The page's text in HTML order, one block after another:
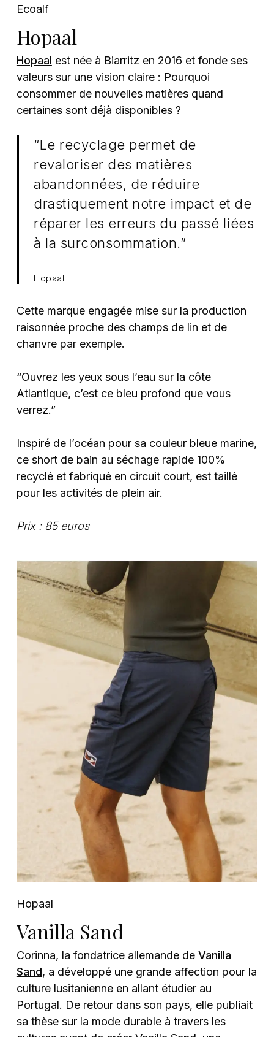
Ecoalf
Hopaal
Hopaal est née à Biarritz en 2016 et fonde ses
valeurs sur une vision claire : Pourquoi
consommer de nouvelles matières quand
certaines sont déjà disponibles ?
“Le recyclage permet de
revaloriser des matières
abandonnées, de réduire
drastiquement notre impact et de
réparer les erreurs du passé liées
à la surconsommation.”
Hopaal
Cette marque engagée mise sur la production
raisonnée proche des champs de lin et de
chanvre par exemple.
“Ouvrez les yeux sous l’eau sur la côte
Atlantique, c’est ce bleu profond que vous
verrez.”
Inspiré de l’océan pour sa couleur bleue marine,
ce short de bain au séchage rapide 100%
recyclé et fabriqué en circuit court, est taillé
pour les activités de plein air.
Prix : 85 euros
Hopaal
Vanilla Sand
Corinna, la fondatrice allemande de Vanilla
Sand, a développé une grande affection pour la
culture lusitanienne en allant étudier au
Portugal. De retour dans son pays, elle publiait
sa thèse sur la mode durable à travers les